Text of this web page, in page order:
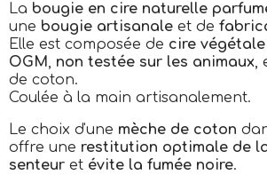
La bougie en cire naturelle
une bougie artisanale et de
Elle est composée de cire
OGM, non testée sur les animaux,
de coton.
Coulée à la main artisanalement.
Le choix d'une mèche de coton
offre une restitution optimale de
senteur et évite la fumée noire.